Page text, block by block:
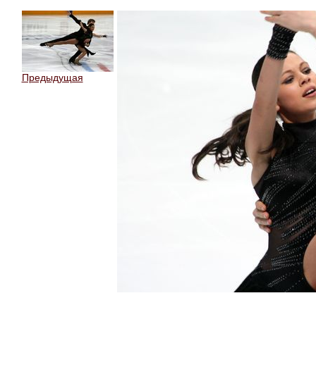
Предыдущая